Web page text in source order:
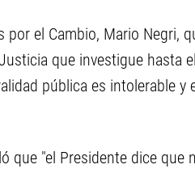
el Cambio, Mario Negri,
que investigue hasta
pública es intolerable y
que "el Presidente dice que